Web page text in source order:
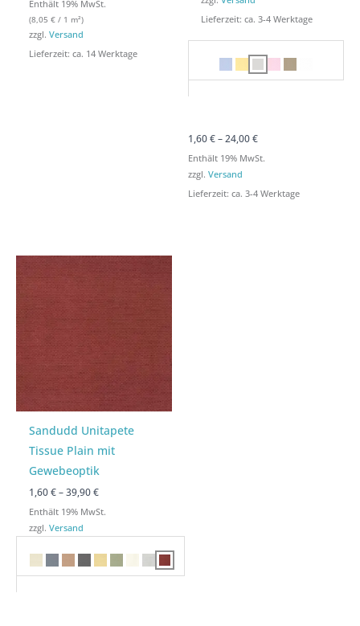
Enthält 19% MwSt.
(8,05€ / 1 m²)
zzgl.Versand
Lieferzeit: ca. 14 Werktage
Lieferzeit: ca. 3-4 Werktage
1,60€–24,00€
Enthält 19% MwSt.
zzgl. Versand
Lieferzeit: ca. 3-4 Werktage
Sandudd Unitapete
Tissue Plain mit
Gewebeoptik
1,60€ –39,90€
Preisspanne:
1,60 €
39,90 €
Enthält 19% MwSt.
zzgl.Versand
Preisspanne:
bis
39,90 €